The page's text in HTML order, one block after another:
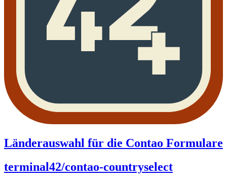
Länderauswahl für die Contao Formulare
terminal42/contao-countryselect